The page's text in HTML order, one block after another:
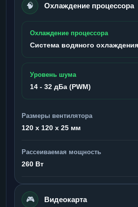
🧠 Охлаждение процессора
Охлаждение процессора
Система водяного охлаждения
Уровень шума
14 - 32 дБа (PWM)
Размеры вентилятора
120 x 120 x 25 мм
Рассеиваемая мощность
260 Вт
🎮 Видеокарта